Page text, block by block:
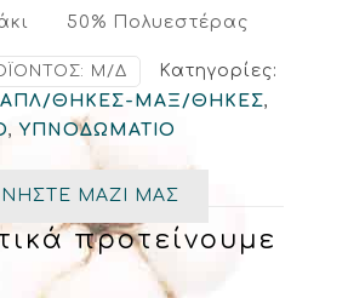
50% Πολυεστέρας
Μ/Δ
Κατηγορίες:
ΘΗΚΕΣ-ΜΑΞ/ΘΗΚΕΣ,
, ΥΠΝΟΔΩΜΑΤΙΟ
ΜΑΖΙ ΜΑΣ
προτείνουμε